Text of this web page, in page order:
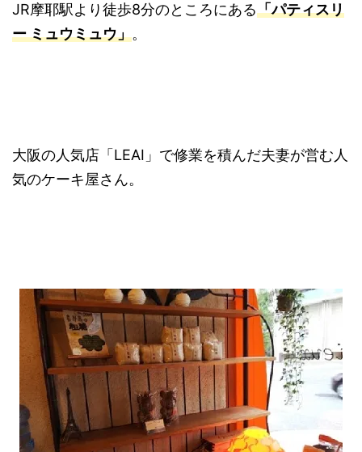
JR摩耶駅より徒歩8分のところにある「パティスリ
ー ミュウミュウ」。
大阪の人気店「LEAI」で修業を積んだ夫妻が営む人
気のケーキ屋さん。